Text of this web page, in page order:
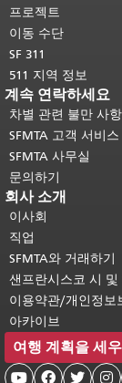
여기를 클릭하십시오
프로젝트
이동 수단
SF 311
511 지역 정보
계속 연락하세요
차별 관련 불만 사항
SFMTA 고객 서비스
SFMTA 사무실
문의하기
회사 소개
이사회
직업
SFMTA와 거래하기
샌프란시스코 시 및
이용약관/개인정보
아카이브
여행 계획을 세
   